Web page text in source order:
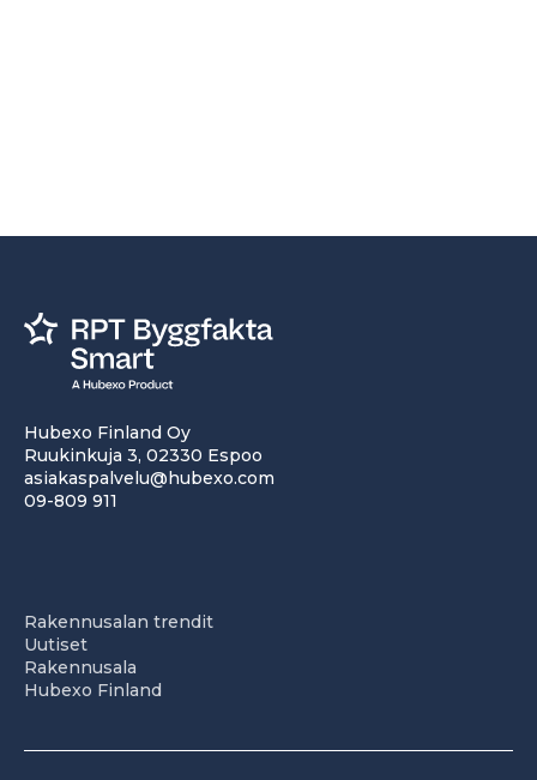
Hubexo Finland Oy
Ruukinkuja 3, 02330 Espoo
asiakaspalvelu@hubexo.com
09-809 911
Rakennusalan trendit
Uutiset
Rakennusala
Hubexo Finland